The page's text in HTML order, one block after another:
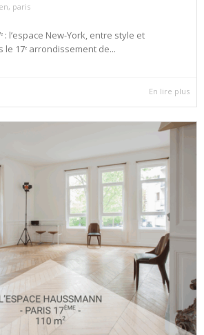
, paris
l’espace New-York, entre style et
17ᵉ arrondissement de...
En lire plus